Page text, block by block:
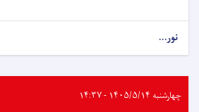
نور...
چهارشنبه ۱۴۰۵/۵/۱۴ - ۱۴:۳۷